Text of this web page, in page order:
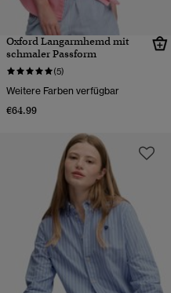
Oxford Langarmhemd mit
schmaler Passform
(5)
Weitere Farben verfügbar
€64.99